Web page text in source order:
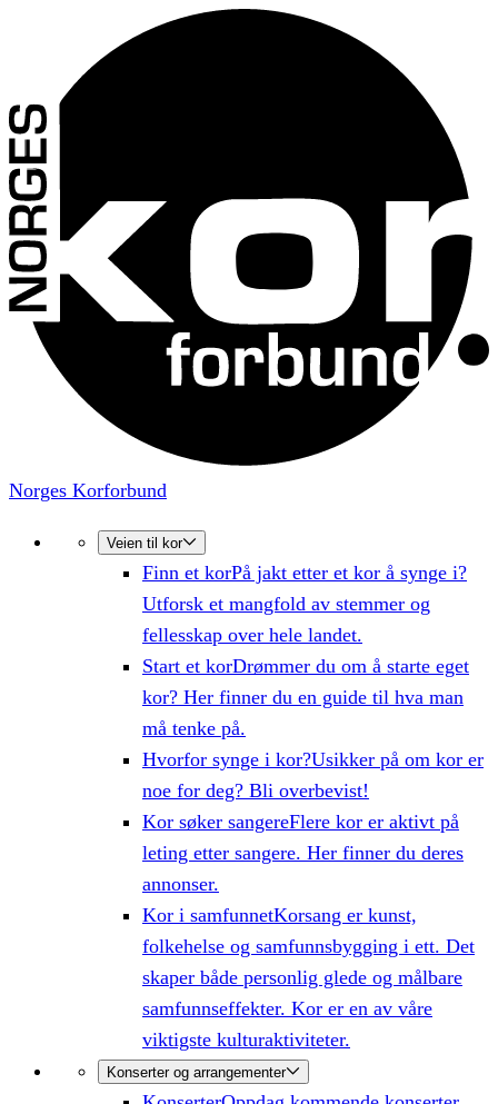
Norges Korforbund
Veien til kor
Finn et korPå jakt etter et kor å synge i?
Utforsk et mangfold av stemmer og
fellesskap over hele landet.
Start et korDrømmer du om å starte eget
kor? Her finner du en guide til hva man
må tenke på.
Hvorfor synge i kor?Usikker på om kor er
noe for deg? Bli overbevist!
Kor søker sangereFlere kor er aktivt på
leting etter sangere. Her finner du deres
annonser.
Kor i samfunnetKorsang er kunst,
folkehelse og samfunnsbygging i ett. Det
skaper både personlig glede og målbare
samfunnseffekter. Kor er en av våre
viktigste kulturaktiviteter.
Konserter og arrangementer